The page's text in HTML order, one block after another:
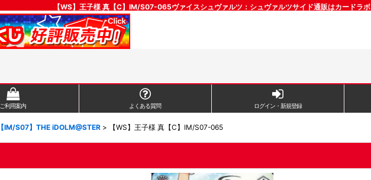
【WS】王子様 真【C】IM/S07-065ヴァイスシュヴァルツ：シュヴァルツサイド通販はカードラボ
ご利用案内 よくある質問 ログイン・新規登録
【IM/S07】THE iDOLM@STER > 【WS】王子様 真【C】IM/S07-065